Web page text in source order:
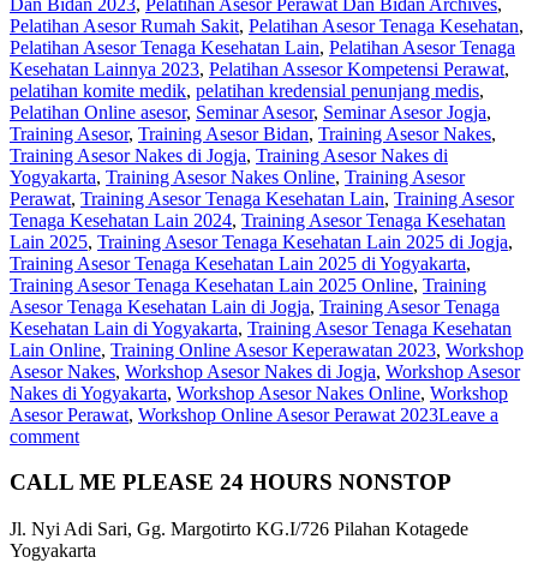
Pelatihan Asesor Rumah Sakit, Pelatihan Asesor Tenaga Kesehatan,
Pelatihan Asesor Tenaga Kesehatan Lain, Pelatihan Asesor Tenaga
Kesehatan Lainnya 2023, Pelatihan Assesor Kompetensi Perawat,
pelatihan komite medik, pelatihan kredensial penunjang medis,
Pelatihan Online asesor, Seminar Asesor, Seminar Asesor Jogja,
Training Asesor, Training Asesor Bidan, Training Asesor Nakes,
Training Asesor Nakes di Jogja, Training Asesor Nakes di
Yogyakarta, Training Asesor Nakes Online, Training Asesor
Perawat, Training Asesor Tenaga Kesehatan Lain, Training Asesor
Tenaga Kesehatan Lain 2024, Training Asesor Tenaga Kesehatan
Lain 2025, Training Asesor Tenaga Kesehatan Lain 2025 di Jogja,
Training Asesor Tenaga Kesehatan Lain 2025 di Yogyakarta,
Training Asesor Tenaga Kesehatan Lain 2025 Online, Training
Asesor Tenaga Kesehatan Lain di Jogja, Training Asesor Tenaga
Kesehatan Lain di Yogyakarta, Training Asesor Tenaga Kesehatan
Lain Online, Training Online Asesor Keperawatan 2023, Workshop
Asesor Nakes, Workshop Asesor Nakes di Jogja, Workshop Asesor
Nakes di Yogyakarta, Workshop Asesor Nakes Online, Workshop
Asesor Perawat, Workshop Online Asesor Perawat 2023Leave a
comment
CALL ME PLEASE 24 HOURS NONSTOP
Jl. Nyi Adi Sari, Gg. Margotirto KG.I/726 Pilahan Kotagede
Yogyakarta